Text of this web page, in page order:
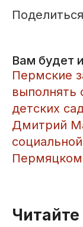
Вам будет
Пермские
выполнять
детских
Дмитрий
Пермяцком